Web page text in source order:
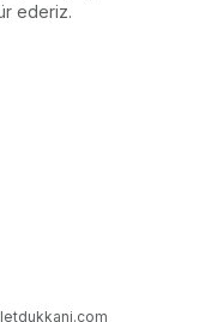
ederiz.